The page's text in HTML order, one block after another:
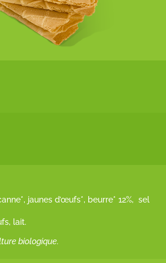
jaunes d’œufs*, beurre* 12%, sel
lait.
biologique.